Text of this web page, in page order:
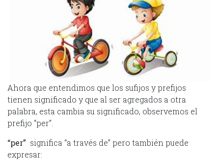
Ahora que entendimos que los sufijos y prefijos
tienen significado y que al ser agregados a otra
palabra, esta cambia su significado, observemos el
prefijo “per”.
“per” significa “a través de” pero también puede
expresar: